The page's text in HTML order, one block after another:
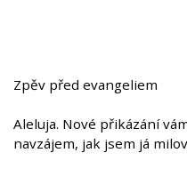
Zpěv před evangeliem
Aleluja. Nové přikázání
navzájem, jak jsem já